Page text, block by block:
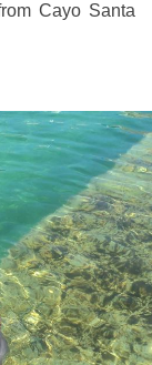
Cayo Santa